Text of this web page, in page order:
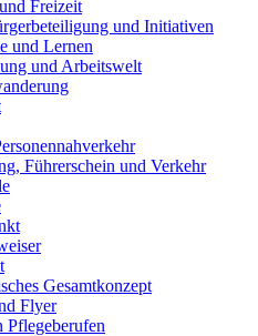
Freizeit
und Initiativen
und Lernen
und Arbeitswelt
Führerschein und Verkehr
Gesamtkonzept
Flyer